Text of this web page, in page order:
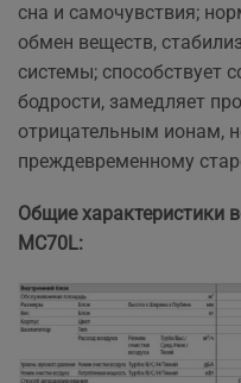
сна и самочувствия;
обмен веществ,
системы; способствует
бодрости, замедляет
отрицательным ионам,
преждевременному
Общие характеристики
MC70L: